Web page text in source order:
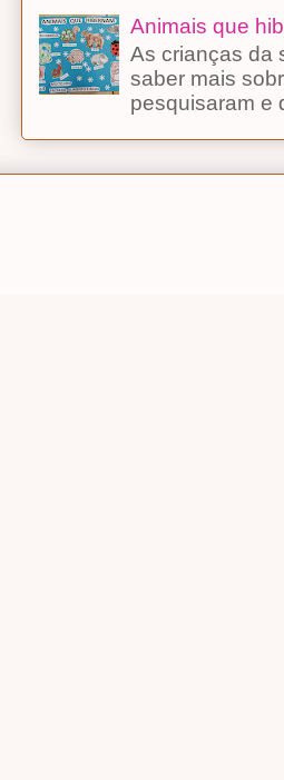
Animais que
As crianças da
saber mais
pesquisaram e